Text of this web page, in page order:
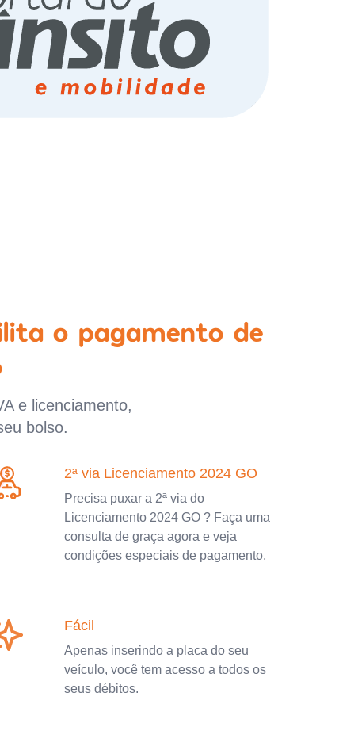
o pagamento de
e licenciamento,
bolso.
2ª via Licenciamento 2024 GO
Precisa puxar a 2ª via do
Licenciamento 2024 GO ? Faça uma
consulta de graça agora e veja
condições especiais de pagamento.
Fácil
Apenas inserindo a placa do seu
veículo, você tem acesso a todos os
seus débitos.